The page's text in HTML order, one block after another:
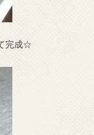
完成☆